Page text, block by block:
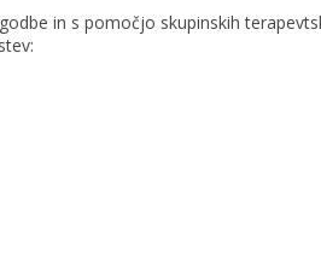
in s pomočjo skupinskih